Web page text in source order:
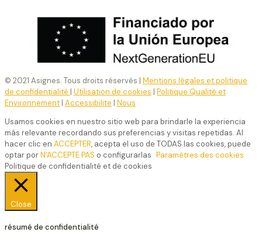
© 2021 Asignes. Tous droits réservés | Mentions légales et politique
de confidentialité | Utilisation de cookies | Politique Qualité et
Environnement| Accessibilite | Nous
Usamos cookies en nuestro sitio web para brindarle la experiencia
más relevante recordando sus preferencias y visitas repetidas. Al
hacer clic en ACCEPTER, acepta el uso de TODAS las cookies, puede
optar porN'ACCEPTE PAS o configurarlas Paramètres des cookies
Politique de confidentialité et de cookies
Close
résumé de confidentialité